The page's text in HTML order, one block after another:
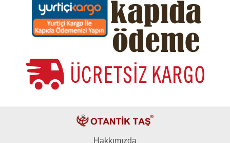
Hakkımızda